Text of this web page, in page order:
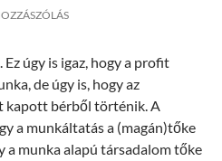
úgy is igaz, hogy a profit
de úgy is, hogy az
kapott bérből történik. A
a munkáltatás a (magán)tőke
a munka alapú társadalom tőke